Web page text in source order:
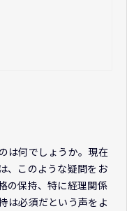
は何でしょうか。現在
、このような疑問をお
の保持、特に経理関係
は必須だという声をよ